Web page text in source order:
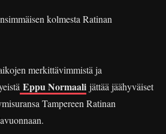
kolmesta Ratinan
merkittävimmistä ja
Eppu Normaali jättää jäähyväiset
Tampereen Ratinan